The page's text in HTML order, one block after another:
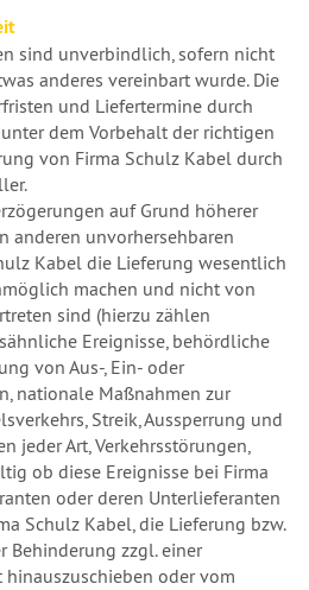
sind unverbindlich, sofern nicht
anderes vereinbart wurde. Die
und Liefertermine durch
dem Vorbehalt der richtigen
von Firma Schulz Kabel durch
auf Grund höherer
anderen unvorhersehbaren
Kabel die Lieferung wesentlich
machen und nicht von
sind (hierzu zählen
Ereignisse, behördliche
von Aus-, Ein- oder
nationale Maßnahmen zur
Streik, Aussperrung und
jeder Art, Verkehrsstörungen,
ob diese Ereignisse bei Firma
oder deren Unterlieferanten
Schulz Kabel, die Lieferung bzw.
Behinderung zzgl. einer
oder vom